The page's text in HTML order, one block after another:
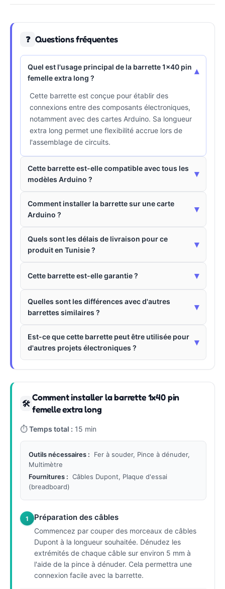
❓ Questions fréquentes
Quel est l'usage principal de la barrette 1x40 pin
femelle extra long ?
▾
Cette barrette est conçue pour établir des
connexions entre des composants électroniques,
notamment avec des cartes Arduino. Sa longueur
extra long permet une flexibilité accrue lors de
l'assemblage de circuits.
Cette barrette est-elle compatible avec tous les
modèles Arduino ?
▾
Comment installer la barrette sur une carte
Arduino ?
▾
Quels sont les délais de livraison pour ce
produit en Tunisie ?
▾
Cette barrette est-elle garantie ? ▾
Quelles sont les différences avec d'autres
barrettes similaires ?
▾
Est-ce que cette barrette peut être utilisée pour
d'autres projets électroniques ?
▾
🛠
Comment installer la barrette 1x40 pin
femelle extra long
⏱Temps total : 15 min
Outils nécessaires :
Fer à souder, Pince à dénuder,
Multimètre
Fournitures : Câbles Dupont, Plaque d'essai
(breadboard)
1 Préparation des câbles
Commencez par couper des morceaux de câbles
Dupont à la longueur souhaitée. Dénudez les
extrémités de chaque câble sur environ 5 mm à
l'aide de la pince à dénuder. Cela permettra une
connexion facile avec la barrette.